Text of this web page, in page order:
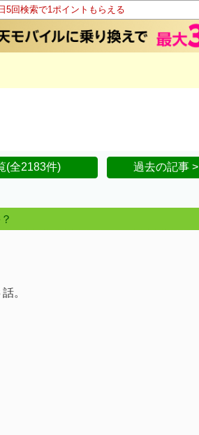
5回検索で1ポイントもらえる
(全2183件) 過去の記事 >
。